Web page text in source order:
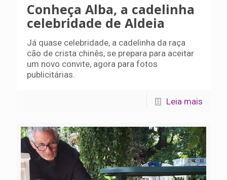
Conheça Alba, a cadelinha
celebridade de Aldeia
Já quase celebridade, a cadelinha da raça
cão de crista chinês, se prepara para aceitar
um novo convite, agora para fotos
publicitárias.
Leia mais